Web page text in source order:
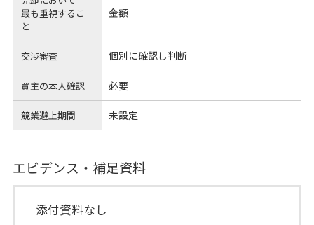
最も重視するこ
と
金額
交渉審査 個別に確認し判断
買主の本人確認 必要
競業避止期間 未設定
エビデンス・補足資料
添付資料なし